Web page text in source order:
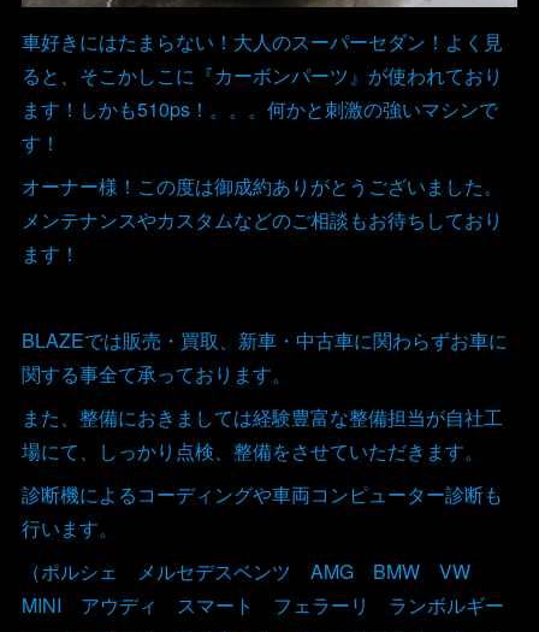
車好きにはたまらない！大人のスーパーセダン！よく見
ると、そこかしこに『カーボンパーツ』が使われており
ます！しかも510ps！。。。何かと刺激の強いマシンで
す！
オーナー様！この度は御成約ありがとうございました。
メンテナンスやカスタムなどのご相談もお待ちしており
ます！
BLAZEでは販売・買取、新車・中古車に関わらずお車に
関する事全て承っております。
また、整備におきましては経験豊富な整備担当が自社工
場にて、しっかり点検、整備をさせていただきます。
診断機によるコーディングや車両コンピューター診断も
行います。
（ポルシェ メルセデスベンツ AMG BMW VW
MINI アウディ スマート フェラーリ ランボルギー